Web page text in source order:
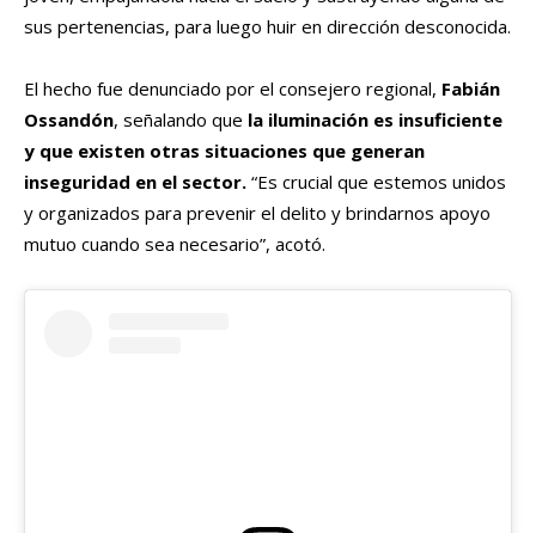
sus pertenencias, para luego huir en dirección desconocida.
El hecho fue denunciado por el consejero regional, Fabián
Ossandón, señalando que la iluminación es insuficiente
y que existen otras situaciones que generan
inseguridad en el sector. “Es crucial que estemos unidos
y organizados para prevenir el delito y brindarnos apoyo
mutuo cuando sea necesario”, acotó.